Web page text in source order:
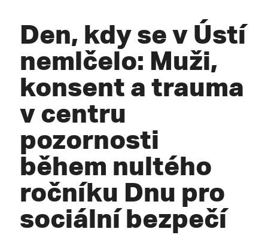
Den, kdy se v Ústí
nemlčelo: Muži,
konsent a trauma
v centru
pozornosti
během nultého
ročníku Dnu pro
sociální bezpečí